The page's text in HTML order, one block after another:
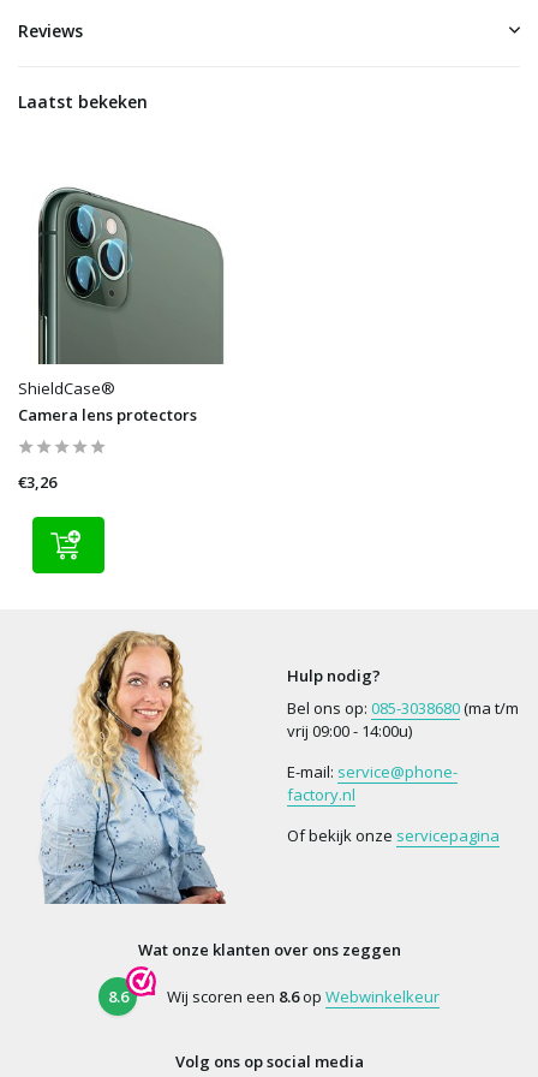
Reviews
Laatst bekeken
ShieldCase®
Camera lens protectors
€3,26
Hulp nodig?
Bel ons op: 085-3038680(ma t/m
vrij 09:00 - 14:00u)
E-mail: service@phone-
factory.nl
Of bekijk onze servicepagina
Wat onze klanten over ons zeggen
8.6 Wij scoren een 8.6op Webwinkelkeur
Volg ons op social media